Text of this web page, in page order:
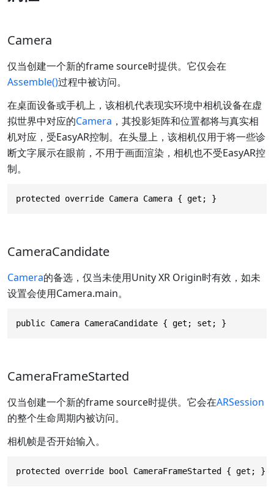
Camera
仅当创建一个新的frame source时提供。它仅会在
Assemble()过程中被访问。
在桌面设备或手机上，该相机代表现实环境中相机设备在虚
拟世界中对应的Camera ，其投影矩阵和位置都将与真实相
机对应，受EasyAR控制。在头显上，该相机仅用于将一些诊
断文字展示在眼前，不用于画面渲染，相机也不受EasyAR控
制。
protected override Camera Camera { get; }
CameraCandidate
Camera的备选，仅当未使用Unity XR Origin时有效，如未
设置会使用Camera.main。
public Camera CameraCandidate { get; set; }
CameraFrameStarted
仅当创建一个新的frame source时提供。它会在ARSession
的整个生命周期内被访问。
相机帧是否开始输入。
protected override bool CameraFrameStarted { get; }